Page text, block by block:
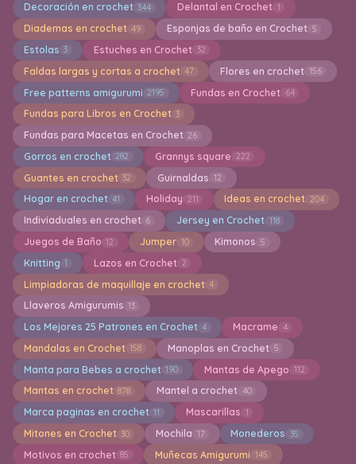
Decoración en crochet 344 Delantal en Crochet 1
Diademas en crochet 49 Esponjas de baño en Crochet 5
Estolas 3 Estuches en Crochet 32
Faldas largas y cortas a crochet 47 Flores en crochet 156
Free patterns amigurumi 2195 Fundas en Crochet 64
Fundas para Libros en Crochet 3
Fundas para Macetas en Crochet 26
Gorros en crochet 282 Grannys square 222
Guantes en crochet 32 Guirnaldas 12
Hogar en crochet 41 Holiday 211 Ideas en crochet 204
Indiviaduales en crochet 6 Jersey en Crochet 118
Juegos de Baño 12 Jumper 10 Kimonos 5
Knitting 1 Lazos en Crochet 2
Limpiadoras de maquillaje en crochet 4
Llaveros Amigurumis 13
Los Mejores 25 Patrones en Crochet 4 Macrame 4
Mandalas en Crochet 158 Manoplas en Crochet 5
Manta para Bebes a crochet 190 Mantas de Apego 112
Mantas en crochet 878 Mantel a crochet 40
Marca paginas en crochet 11 Mascarillas 1
Mitones en Crochet 30 Mochila 17 Monederos 35
Motivos en crochet 85 Muñecas Amigurumi 145